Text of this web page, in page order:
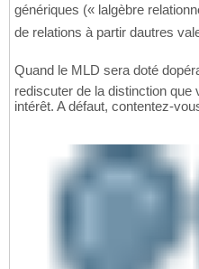
génériques (« lalgèbre
de relations à partir dautres
Quand le MLD sera doté
rediscuter de la distinction
intérêt. A défaut, contentez-